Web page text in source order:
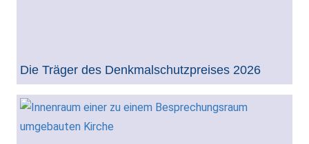
Die Träger des Denkmalschutzpreises 2026